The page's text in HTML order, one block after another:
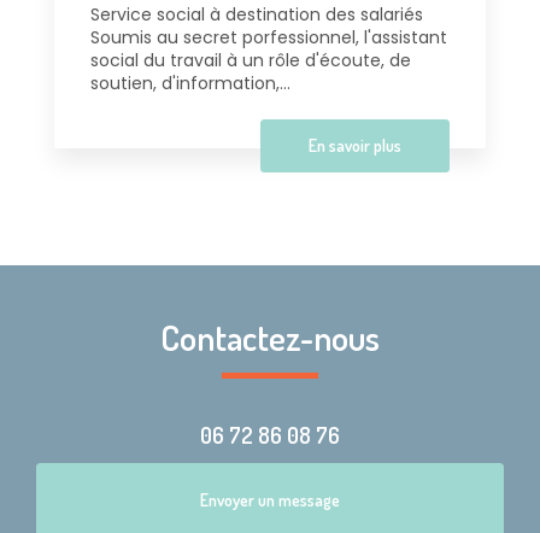
Service social à destination des salariés
Soumis au secret porfessionnel, l'assistant
social du travail à un rôle d'écoute, de
soutien, d'information,...
En savoir plus
Contactez-nous
06 72 86 08 76
Envoyer un message